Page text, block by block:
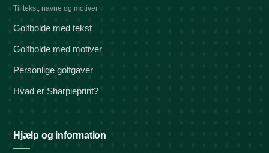
Til tekst, navne og motiver
Golfbolde med tekst
Golfbolde med motiver
Personlige golfgaver
Hvad er Sharpieprint?
Hjælp og information